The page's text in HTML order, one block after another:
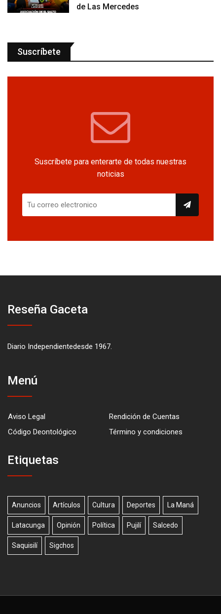
de Las Mercedes
Suscríbete
Suscríbete para enterarte de todas nuestras
noticias
Reseña Gaceta
Diario Independientedesde 1967.
Menú
Aviso Legal
Rendición de Cuentas
Código Deontológico
Término y condiciones
Etiquetas
Anuncios Artículos Cultura Deportes La Maná
Latacunga Opinión Política Pujilí Salcedo
Saquisilí Sigchos